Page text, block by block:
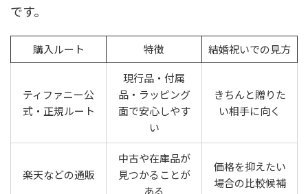
です。
購入ルート 特徴 結婚祝いでの見方
ティファニー公
式・正規ルート
現行品・付属
品・ラッピング
面で安心しやす
い
きちんと贈りた
い相手に向く
楽天などの通販
中古や在庫品が
見つかることが
ある
価格を抑えたい
場合の比較候補